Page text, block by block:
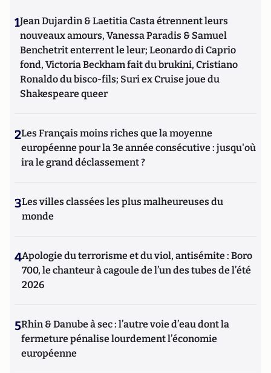
1Jean Dujardin & Laetitia Casta étrennent leurs
nouveaux amours, Vanessa Paradis & Samuel
Benchetrit enterrent le leur; Leonardo di Caprio
fond, Victoria Beckham fait du brukini, Cristiano
Ronaldo du bisco-fils; Suri ex Cruise joue du
Shakespeare queer
2Les Français moins riches que la moyenne
européenne pour la 3e année consécutive : jusqu'où
ira le grand déclassement ?
3Les villes classées les plus malheureuses du
monde
4Apologie du terrorisme et du viol, antisémite : Boro
700, le chanteur à cagoule de l’un des tubes de l’été
2026
5Rhin & Danube à sec : l’autre voie d’eau dont la
fermeture pénalise lourdement l’économie
européenne